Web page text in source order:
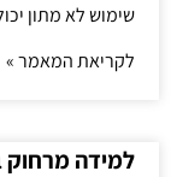
שימוש לא מתון
לקריאת המאמר »
למידה מרחוק